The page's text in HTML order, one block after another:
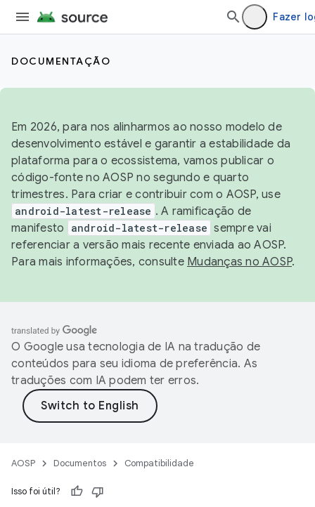
Fazer
DOCUMENTAÇÃO
Em 2026, para nos alinharmos ao nosso modelo de
desenvolvimento estável e garantir a estabilidade da
plataforma para o ecossistema, vamos publicar o
código-fonte no AOSP no segundo e quarto
trimestres. Para criar e contribuir com o AOSP, use
android-latest-release . A ramificação de
manifesto
android-latest-release sempre vai
referenciar a versão mais recente enviada ao AOSP.
Para mais informações, consulte Mudanças no AOSP.
O Google usa tecnologia de IA na tradução de
conteúdos para seu idioma de preferência. As
traduções com IA podem ter erros.
AOSP Documentos Compatibilidade
Isso foi útil?